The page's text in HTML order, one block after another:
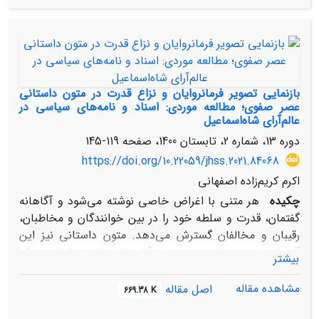
می‌پرداختند. تلاش‌های دهقانان در همیاری و کمک به
مجاهدان شهری، زمینه‌ساز دشمنی و خصومت گستردة
سرکردگان ضد مشروطه نسبت به آنان شد. در تمام دورة
جنبش مقاومت تبریز، روستاهای آذربایجان، مصائب و
سختی‌های فراوانی را متحمل شدند، از این‌رو جنبش مقاومت
تبریز در عصر استبداد صغیر را نباید تنها به عنوان یک پدیدة
شهری مطالعه کرد. نوشتار حاضر بر آن است تا نقش و جایگاه
دهقانان را در تداوم مقاومت بر ضد استبداد صغیر مورد
مطالعه قرار دهد.
بازنمایی تصویر فرمانروایان و نزاع قدرت در متون داستانی
عصر صفوی؛ مطالعه موردی: اسناد و نامه‌های سیاسی در
عالم‌آرای شاه‌اسماعیل
دوره 13، شماره 2، تابستان 1400، صفحه
119-145
https://doi.org/10.22059/jhss.2021.84068
اکرم کریم‌زاده اصفهانی
چکیده
هر متنی با اغراض خاصی نوشته می‌شود و آگاهانه
گفتمان، قدرت و سلطه خود را در بین خوانندگان و مخاطبان،
رقیبان و مخالفان گسترش می‌دهد. متون داستانی نیز این
گونه‌اند. از زمره این متون عالم‌آرای شاه اسماعیل است که
روایت حماسی ویژه‌ای از نحوه به قدرت رسیدن شاه اسماعیل،
روند پیوسته و سریع پیشرفت او و تبدیل شدنش به نمادی از
بیشتر
مشاهده مقاله
اصل مقاله 669.38 K